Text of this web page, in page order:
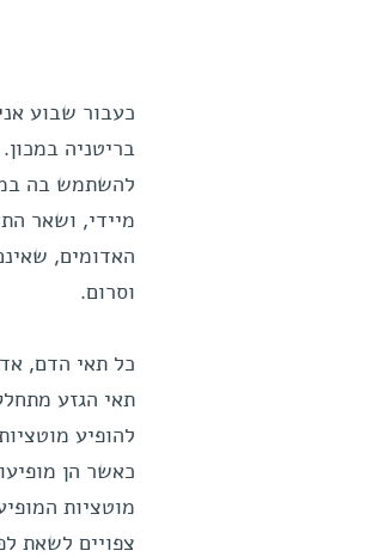
כעבור שבוע
בריטניה
מיידי, ושאר
וסרום.
כל תאי הדם,
תאי הגזע
להופיע
כאשר הן
צפויים לשאת